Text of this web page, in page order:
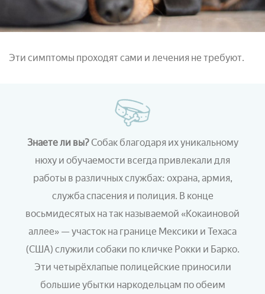
Эти симптомы проходят сами и лечения не требуют.
Знаете ли вы?Собак благодаря их уникальному
нюху и обучаемости всегда привлекали для
работы в различных службах: охрана, армия,
служба спасения и полиция. В конце
восьмидесятых на так называемой «Кокаиновой
аллее» — участок на границе Мексики и Техаса
(США) служили собаки по кличке Рокки и Барко.
Эти четырёхлапые полицейские приносили
большие убытки наркодельцам по обеим